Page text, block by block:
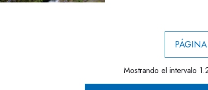
Mostrando el intervalo